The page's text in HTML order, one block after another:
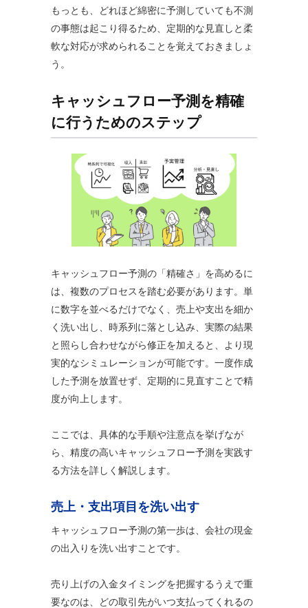
もっとも、どれほど綿密に予測していても不測
の事態は起こり得るため、定期的な見直しと柔
軟な対応が求められることを覚えておきましょ
う。
キャッシュフロー予測を精確
に行うためのステップ
キャッシュフロー予測の「精確さ」を高めるに
は、複数のプロセスを踏む必要があります。単
に数字を並べるだけでなく、売上や支出を細か
く洗い出し、時系列に落とし込み、実際の結果
と照らし合わせながら修正を加えると、より現
実的なシミュレーションが可能です。一度作成
した予測を放置せず、定期的に見直すことで精
度が向上します。
ここでは、具体的な手順や注意点を挙げなが
ら、精度の高いキャッシュフロー予測を実践す
る方法を詳しく解説します。
売上・支出項目を洗い出す
キャッシュフロー予測の第一歩は、会社の現金
の出入りを洗い出すことです。
売り上げの入金タイミングを把握するうえで重
要なのは、どの取引先がいつ支払ってくれるの